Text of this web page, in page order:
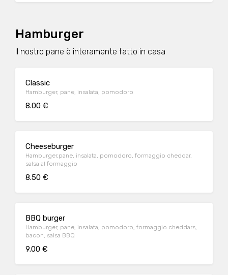
Hamburger
Il nostro pane è interamente fatto in casa
Classic
Hamburger, pane, insalata, pomodoro
8.00 €
Cheeseburger
Hamburger,pane, insalata, pomodoro, formaggio cheddar,
salsa al formaggio
8.50 €
BBQ burger
Hamburger, pane, insalata, pomodoro, formaggio cheddars,
bacon, salsa BBQ
9.00 €